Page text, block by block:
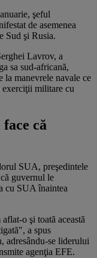
şeful
de asemenea
Sud şi Rusia.
Lavrov, a
sa sud-africană,
la manevrele navale ce
exerciţii militare cu
face că
SUA, preşedintele
guvernul le
cu SUA înaintea
o şi toată această
a spus
adresându-se liderului
agenţia EFE.